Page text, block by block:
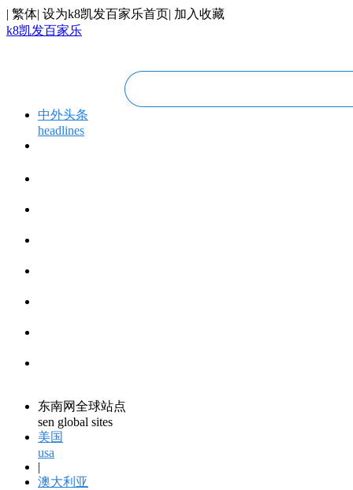
| 繁体| 设为k8凯发百家乐首页| 加入收藏
k8凯发百家乐
中外头条
headlines
东南网全球站点
sen global sites
美国
usa
|
澳大利亚